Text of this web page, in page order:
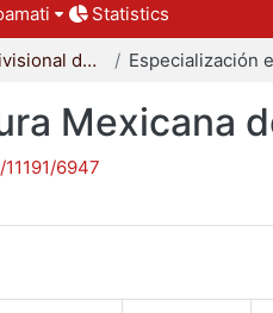
Statistics
Coordinación Divisional de Posgrado
Mexicana
6947